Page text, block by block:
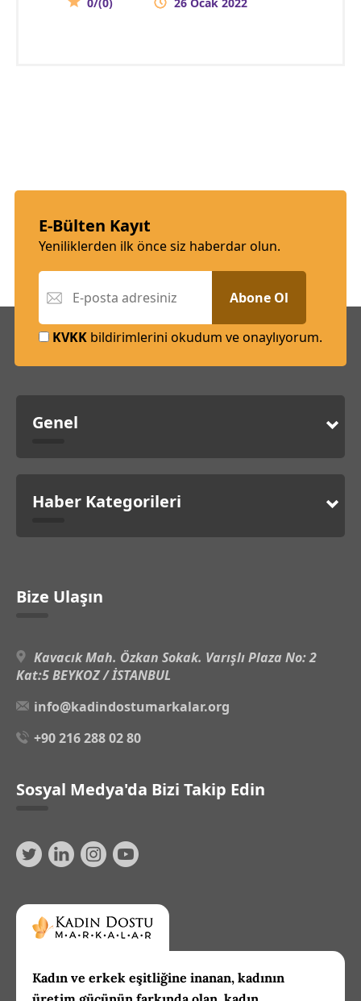
E-Bülten Kayıt
Yeniliklerden ilk önce siz haberdar olun.
Abone Ol
KVKK bildirimlerini okudum ve onaylıyorum.
Genel
Haber Kategorileri
Bize Ulaşın
Kavacık Mah. Özkan Sokak. Varışlı Plaza No: 2
Kat:5 BEYKOZ / İSTANBUL
info@kadindostumarkalar.org
+90 216 288 02 80
Sosyal Medya'da Bizi Takip Edin
Kadın ve erkek eşitliğine inanan, kadının